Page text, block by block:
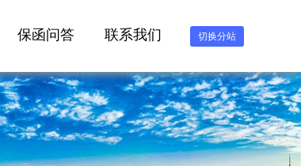
切换分站
保函问答 联系我们